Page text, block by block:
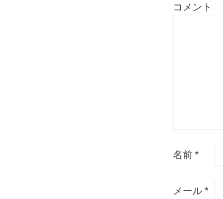
コメント
名前 *
メール *